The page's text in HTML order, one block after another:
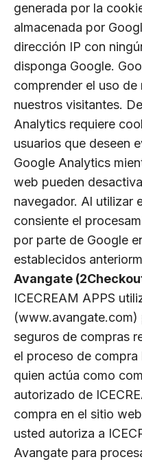
generada por la
almacenada por
dirección IP con
disponga Google.
comprender el uso
nuestros visitantes.
Analytics requiere
usuarios que deseen
Google Analytics
web pueden
navegador. Al utilizar
consiente el
por parte de Google
establecidos
Avangate
ICECREAM APPS
seguros de compras
el proceso de
quien actúa como
autorizado de
compra en el sitio
usted autoriza a
Avangate para